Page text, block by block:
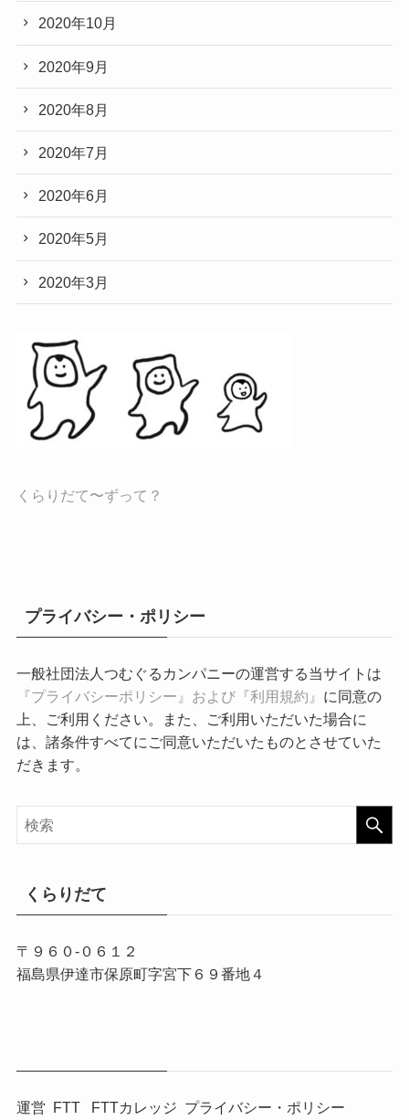
2020年10月
2020年9月
2020年8月
2020年7月
2020年6月
2020年5月
2020年3月
くらりだて〜ずって？
プライバシー・ポリシー
一般社団法人つむぐるカンパニーの運営する当サイトは
『プライバシーポリシー』および『利用規約』 に同意の
上、ご利用ください。また、ご利用いただいた場合に
は、諸条件すべてにご同意いただいたものとさせていた
だきます。
くらりだて
〒９６０-０６１２
福島県伊達市保原町字宮下６９番地４
運営 FTT FTTカレッジ プライバシー・ポリシー